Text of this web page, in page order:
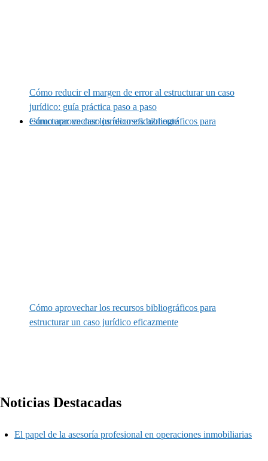
Noticias Destacadas
El papel de la asesoría profesional en operaciones inmobiliarias
Cómo reducir el margen de error al estructurar un caso
jurídico: guía práctica paso a paso
Cómo aprovechar los recursos bibliográficos para estructurar un caso jurídico eficazmente
Cómo aprovechar los recursos bibliográficos para
estructurar un caso jurídico eficazmente